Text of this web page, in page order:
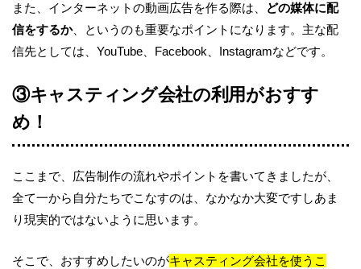
また、インターネットの動画広告を作る際は、
どの媒体に配
信をするか、というのも重要なポイントになります。主な配
信先としては、YouTube、Facebook、Instagramなどです。
③キャスティング会社の利用がおすす
め！
ここまで、広告制作の流れやポイントを書いてきましたが、
全て一から自分たちでこなすのは、なかなか大変ですしあま
り現実的ではないように思います。
そこで、おすすめしたいのがキャスティング会社を使うこ